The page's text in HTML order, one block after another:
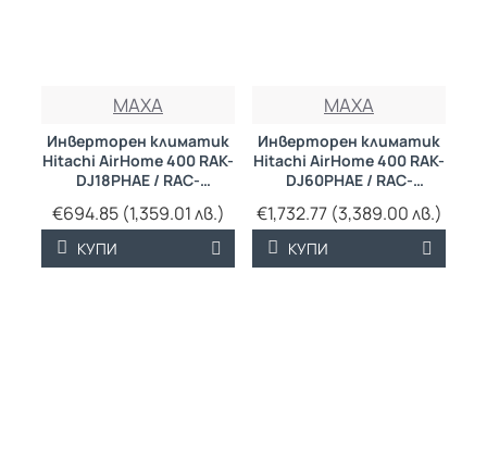
MAXA
Инверторен климатик
Hitachi AirHome 400 RAK-
DJ18PHAE / RAC-
DJ18PHAE
€694.85 (1,359.01 лв.)
КУПИ
MAXA
Инверторен климатик
Hitachi AirHome 400 RAK-
DJ60PHAE / RAC-
DJ60PHAE
€1,732.77 (3,389.00 лв.)
КУПИ